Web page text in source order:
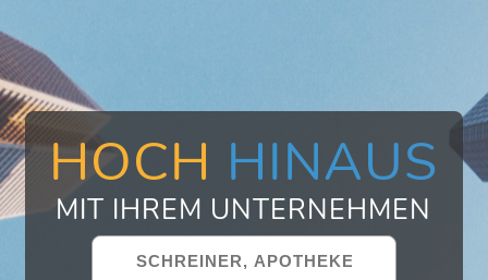
HOCH HINAUS
MIT IHREM UNTERNEHMEN